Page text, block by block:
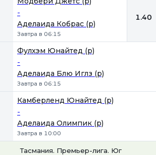
-
Аделаида Кобрас (р)
Завтра в 06:15
1.40
Фулхэм Юнайтед (р)
-
Аделаида Блю Иглз (р)
Завтра в 06:15
Камберленд Юнайтед (р)
-
Аделаида Олимпик (р)
Завтра в 10:00
Тасмания. Премьер-лига. Юг